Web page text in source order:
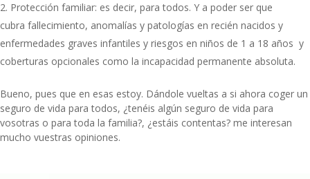
Protección familiar: es decir, para todos. Y a poder ser que
cubra fallecimiento, anomalías y patologías en recién nacidos y
enfermedades graves infantiles y riesgos en niños de 1 a 18 años y
coberturas opcionales como la incapacidad permanente absoluta.
Bueno, pues que en esas estoy. Dándole vueltas a si ahora coger un
seguro de vida para todos, ¿tenéis algún seguro de vida para
vosotras o para toda la familia?, ¿estáis contentas? me interesan
mucho vuestras opiniones.